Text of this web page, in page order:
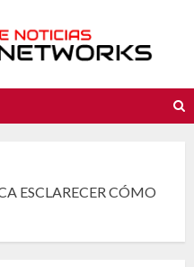
ESCLARECER CÓMO